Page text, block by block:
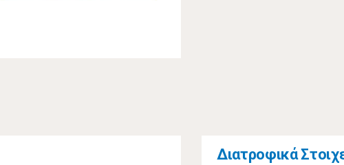
Διατροφικά